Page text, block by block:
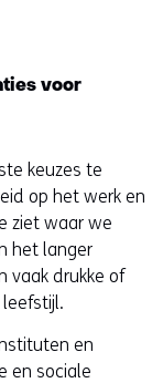
voor
keuzes te
op het werk en
ziet waar we
het langer
vaak drukke of
en
en sociale